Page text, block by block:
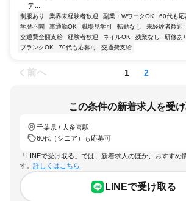
テ...
制服あり 業界未経験者歓迎 副業・WワークOK 60代も応
学歴不問
車通勤OK 職場見学可 転勤なし 未経験者歓迎
交通費全額支給
経験者歓迎 ネイルOK 残業なし 研修あ
ブランクOK
70代も応募可 交通費支給
前へ 1 2
この条件の新着求人を受
千葉県 / 大多喜駅
60代（シニア）も応募可
「LINEで受け取る」では、新着求人のほか、おすすめ
す。 詳しくはこちら
LINEで受け取る